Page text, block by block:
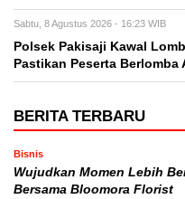
Sabtu, 8 Agustus 2026 - 16:23 WIB
Polsek Pakisaji Kawal
Pastikan Peserta Berlomba
BERITA TERBARU
Bisnis
Wujudkan Momen Lebih
Bersama Bloomora Florist